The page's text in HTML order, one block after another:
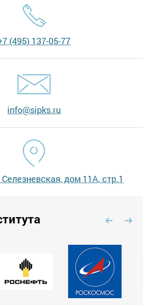
(495) 137-05-77
info@sipks.ru
дом 11А, стр.1